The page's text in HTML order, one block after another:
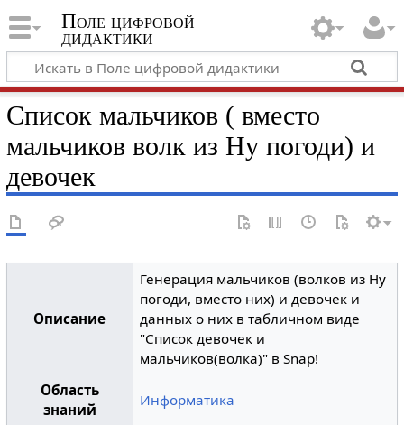
Поле цифровой
дидактики
Список мальчиков ( вместо
мальчиков волк из Ну погоди) и
девочек
Описание
Генерация мальчиков (волков из Ну
погоди, вместо них) и девочек и
данных о них в табличном виде
"Список девочек и
мальчиков(волка)" в Snap!
Область
знаний
Информатика